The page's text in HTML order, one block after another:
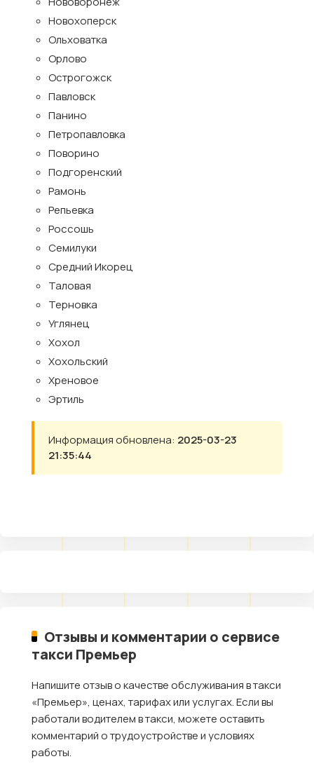
Новохоперск
Ольховатка
Орлово
Острогожск
Павловск
Панино
Петропавловка
Поворино
Подгоренский
Рамонь
Репьевка
Россошь
Семилуки
Средний Икорец
Таловая
Терновка
Углянец
Хохол
Хохольский
Хреновое
Эртиль
Информация обновлена: 2025-03-23
21:35:44
Отзывы и комментарии о сервисе
такси Премьер
Напишите отзыв о качестве обслуживания в такси
«Премьер», ценах, тарифах или услугах. Если вы
работали водителем в такси, можете оставить
комментарий о трудоустройстве и условиях
работы.